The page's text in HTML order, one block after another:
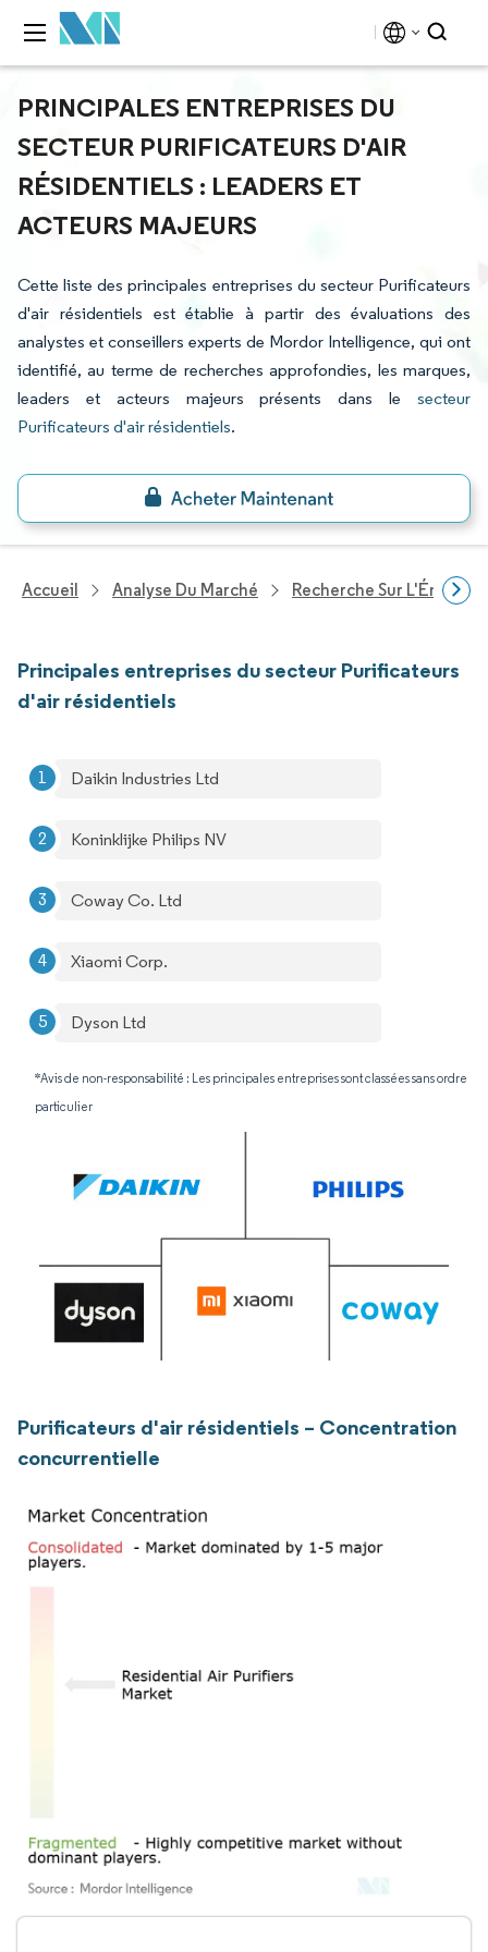
PRINCIPALES ENTREPRISES DU
SECTEUR PURIFICATEURS D'AIR
RÉSIDENTIELS : LEADERS ET
ACTEURS MAJEURS
Cette liste des principales entreprises du secteur Purificateurs
d'air résidentiels est établie à partir des évaluations des
analystes et conseillers experts de Mordor Intelligence, qui ont
identifié, au terme de recherches approfondies, les marques,
leaders et acteurs majeurs présents dans le secteur
Purificateurs d'air résidentiels.
Accueil Analyse Du Marché Recherche Sur
Principales entreprises du secteur Purificateurs
d'air résidentiels
Daikin Industries Ltd
Koninklijke Philips NV
Coway Co. Ltd
Xiaomi Corp.
Dyson Ltd
*Avis de non-responsabilité : Les principales entreprises sont classées sans ordre
particulier
Purificateurs d'air résidentiels – Concentration
concurrentielle